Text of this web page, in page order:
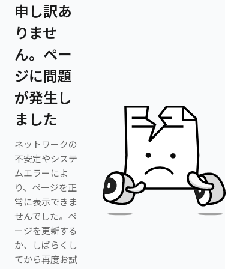
申し訳あ
りませ
ん。ペー
ジに問題
が発生し
ました
ネットワークの
不安定やシステ
ムエラーによ
り、ページを正
常に表示できま
せんでした。ペ
ージを更新する
か、しばらくし
てから再度お試